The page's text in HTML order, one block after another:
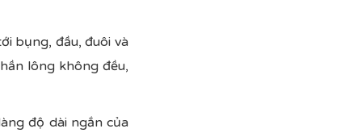
bụng, đầu, đuôi và
lông không đều,
độ dài ngắn của